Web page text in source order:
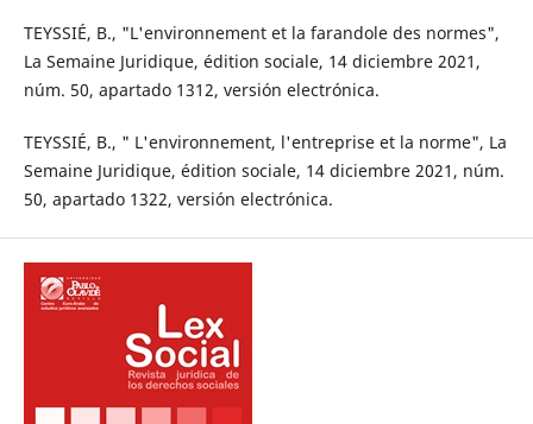
TEYSSIÉ, B., "L'environnement et la farandole des normes",
La Semaine Juridique, édition sociale, 14 diciembre 2021,
núm. 50, apartado 1312, versión electrónica.
TEYSSIÉ, B., " L'environnement, l'entreprise et la norme", La
Semaine Juridique, édition sociale, 14 diciembre 2021, núm.
50, apartado 1322, versión electrónica.